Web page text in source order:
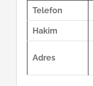
Telefon
Hakim
Adres